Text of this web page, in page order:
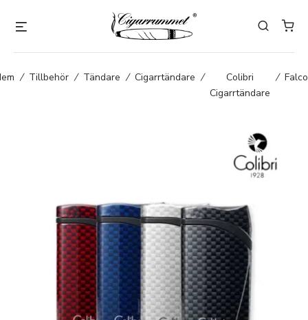
/ Tillbehör / Tändare / Cigarrtändare /
Colibri
Cigarrtändare
/